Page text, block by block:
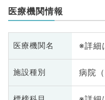
医療機関情報
医療機関名 ※詳細
施設種別 病院（